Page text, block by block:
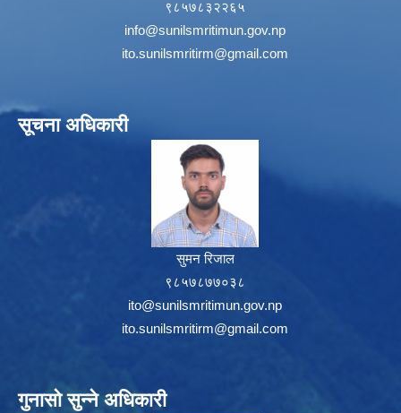
९८५७८३२२६५
info@sunilsmritimun.gov.np
ito.sunilsmritirm@gmail.com
सूचना अधिकारी
सुमन रिजाल
९८५७८७७०३८
ito@sunilsmritimun.gov.np
ito.sunilsmritirm@gmail.com
गुनासो सुन्ने अधिकारी